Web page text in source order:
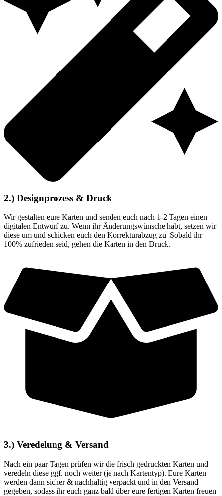
2.) Designprozess & Druck
Wir gestalten eure Karten und senden euch nach 1-2 Tagen einen
digitalen Entwurf zu. Wenn ihr Änderungswünsche habt, setzen wir
diese um und schicken euch den Korrekturabzug zu. Sobald ihr
100% zufrieden seid, gehen die Karten in den Druck.
3.) Veredelung & Versand
Nach ein paar Tagen prüfen wir die frisch gedruckten Karten und
veredeln diese ggf. noch weiter (je nach Kartentyp). Eure Karten
werden dann sicher & nachhaltig verpackt und in den Versand
gegeben, sodass ihr euch ganz bald über eure fertigen Karten freuen